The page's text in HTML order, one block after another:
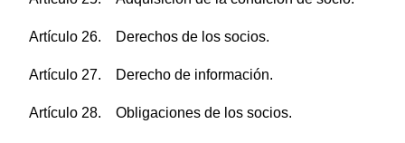
Artículo 26. Derechos de los socios.
Artículo 27. Derecho de información.
Artículo 28. Obligaciones de los socios.